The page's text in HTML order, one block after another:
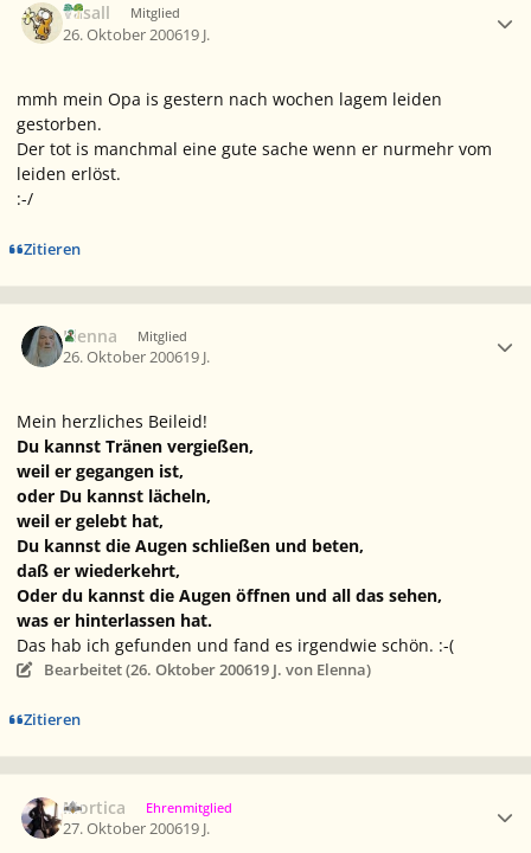
Vasall Mitglied
26. Oktober 200619 J.
mmh mein Opa is gestern nach wochen lagem leiden
gestorben.
Der tot is manchmal eine gute sache wenn er nurmehr vom
leiden erlöst.
:-/
Zitieren
Elenna Mitglied
26. Oktober 200619 J.
Mein herzliches Beileid!
Du kannst Tränen vergießen,
weil er gegangen ist,
oder Du kannst lächeln,
weil er gelebt hat,
Du kannst die Augen schließen und beten,
daß er wiederkehrt,
Oder du kannst die Augen öffnen und all das sehen,
was er hinterlassen hat.
Das hab ich gefunden und fand es irgendwie schön. :-(
Bearbeitet (26. Oktober 200619 J. von Elenna)
Zitieren
Mortica Ehrenmitglied
27. Oktober 200619 J.